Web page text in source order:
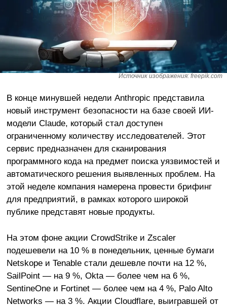
Источник изображения: freepik.com
В конце минувшей недели Anthropic представила
новый инструмент безопасности на базе своей ИИ-
модели Claude, который стал доступен
ограниченному количеству исследователей. Этот
сервис предназначен для сканирования
программного кода на предмет поиска уязвимостей и
автоматического решения выявленных проблем. На
этой неделе компания намерена провести брифинг
для предприятий, в рамках которого широкой
публике представят новые продукты.
На этом фоне акции CrowdStrike и Zscaler
подешевели на 10 % в понедельник, ценные бумаги
Netskope и Tenable стали дешевле почти на 12 %,
SailPoint — на 9 %, Okta — более чем на 6 %,
SentineOne и Fortinet — более чем на 4 %, Palo Alto
Networks — на 3 %. Акции Cloudflare, выигравшей от